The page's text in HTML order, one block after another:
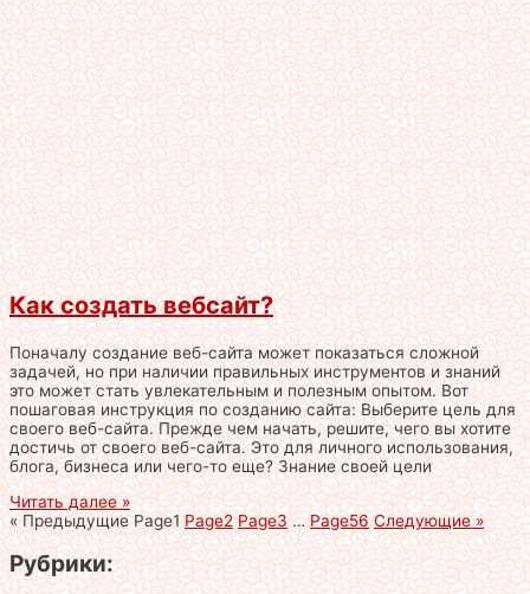
Как создать вебсайт?
Поначалу создание веб-сайта может показаться сложной
задачей, но при наличии правильных инструментов и знаний
это может стать увлекательным и полезным опытом. Вот
пошаговая инструкция по созданию сайта: Выберите цель для
своего веб-сайта. Прежде чем начать, решите, чего вы хотите
достичь от своего веб-сайта. Это для личного использования,
блога, бизнеса или чего-то еще? Знание своей цели
Читать далее »
« Предыдущие Page1 Page2 Page3 … Page56 Следующие »
Рубрики: